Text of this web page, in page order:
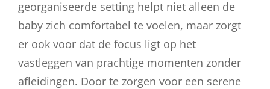
georganiseerde setting helpt niet alleen de
baby zich comfortabel te voelen, maar zorgt
er ook voor dat de focus ligt op het
vastleggen van prachtige momenten zonder
afleidingen. Door te zorgen voor een serene